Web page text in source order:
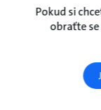
Pokud si
obraťte